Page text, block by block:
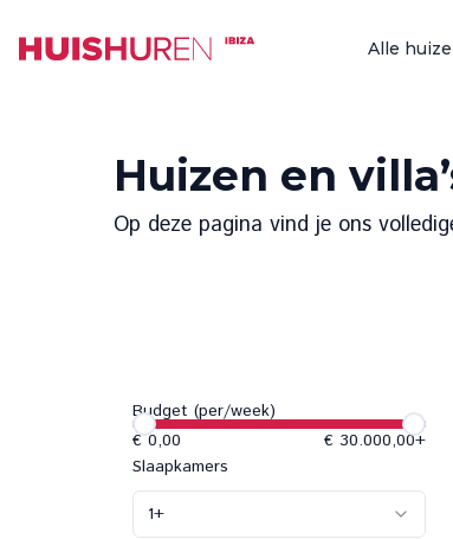
Alle
Huizen en
Op deze pagina vind je ons
Budget (per/week)
€ 0,00
€ 30.000,00+
Slaapkamers
1+